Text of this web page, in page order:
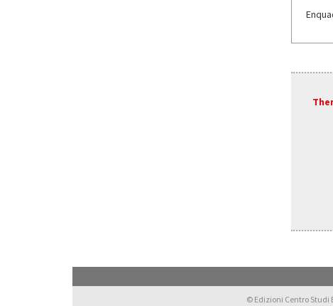
© Edizioni Centro Studi